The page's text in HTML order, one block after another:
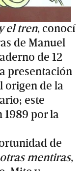
el tren, conocí
de Manuel
de 12
presentación
origen de la
este
1989 por la
de
mentiras,